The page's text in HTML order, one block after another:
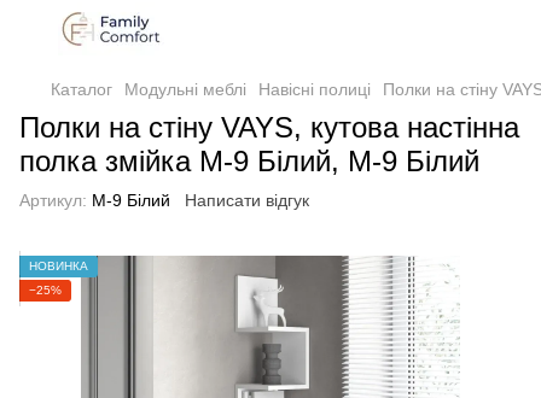
Каталог Модульні меблі Навісні полиці Полки на стіну
Полки на стіну VAYS, кутова настінна
полка змійка M-9 Білий, M-9 Білий
Артикул: M-9 Білий Написати відгук
НОВИНКА
−25%